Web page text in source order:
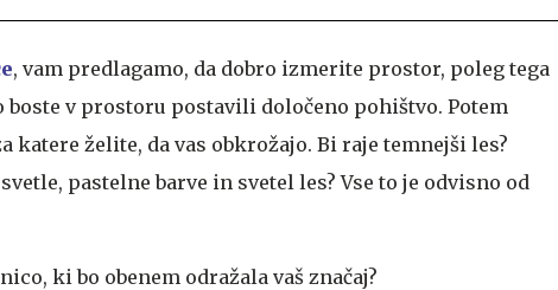
, vam predlagamo, da dobro izmerite prostor, poleg tega
boste v prostoru postavili določeno pohištvo. Potem
želite, da vas obkrožajo. Bi raje temnejši les?
pastelne barve in svetel les? Vse to je odvisno od
ki bo obenem odražala vaš značaj?